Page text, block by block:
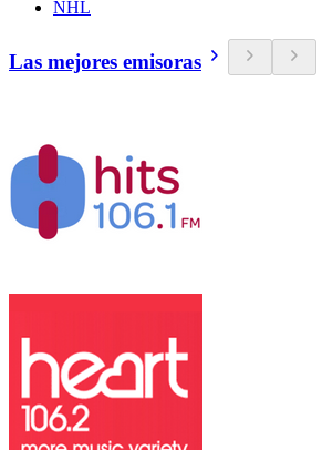
NHL
Las mejores emisoras